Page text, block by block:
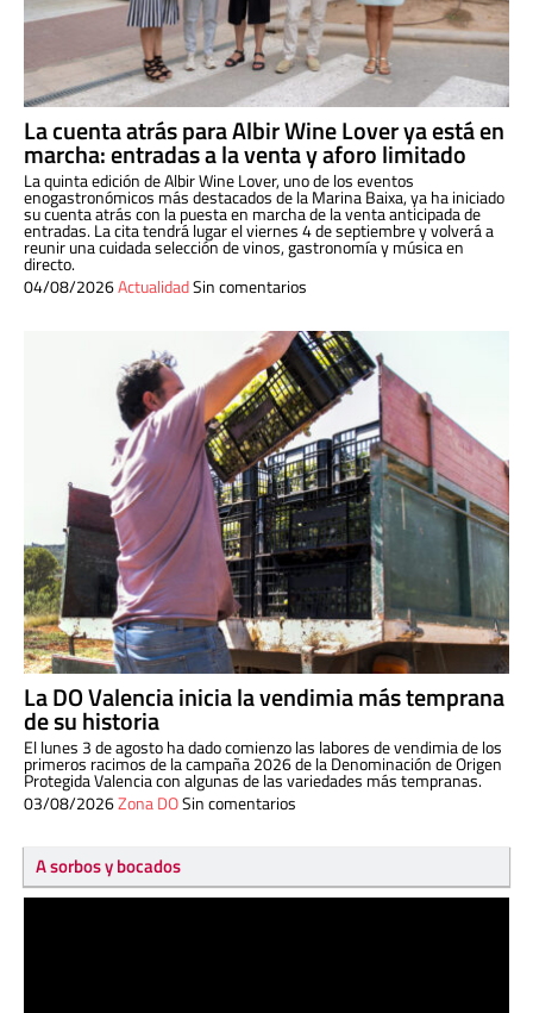
La cuenta atrás para Albir Wine Lover ya está en
marcha: entradas a la venta y aforo limitado
La quinta edición de Albir Wine Lover, uno de los eventos
enogastronómicos más destacados de la Marina Baixa, ya ha iniciado
su cuenta atrás con la puesta en marcha de la venta anticipada de
entradas. La cita tendrá lugar el viernes 4 de septiembre y volverá a
reunir una cuidada selección de vinos, gastronomía y música en
directo.
04/08/2026ActualidadSin comentarios
La DO Valencia inicia la vendimia más temprana
de su historia
El lunes 3 de agosto ha dado comienzo las labores de vendimia de los
primeros racimos de la campaña 2026 de la Denominación de Origen
Protegida Valencia con algunas de las variedades más tempranas.
03/08/2026Zona DOSin comentarios
A sorbos y bocados